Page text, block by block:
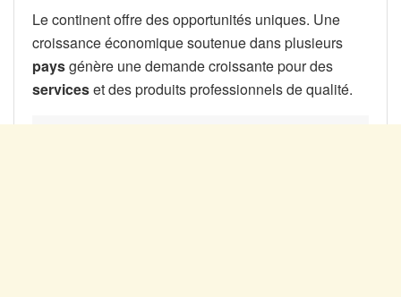
Le continent offre des opportunités uniques. Une
croissance économique soutenue dans plusieurs
paysgénère une demande croissante pour des
serviceset des produits professionnels de qualité.